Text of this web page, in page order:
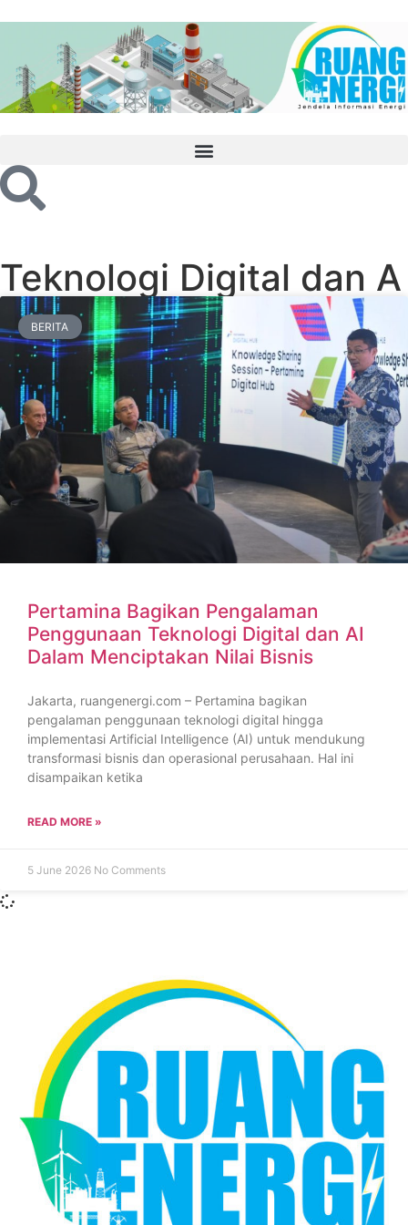
Teknologi Digital dan A
BERITA
Pertamina Bagikan Pengalaman
Penggunaan Teknologi Digital dan AI
Dalam Menciptakan Nilai Bisnis
Jakarta, ruangenergi.com – Pertamina bagikan
pengalaman penggunaan teknologi digital hingga
implementasi Artificial Intelligence (AI) untuk mendukung
transformasi bisnis dan operasional perusahaan. Hal ini
disampaikan ketika
READ MORE »
5 June 2026 No Comments